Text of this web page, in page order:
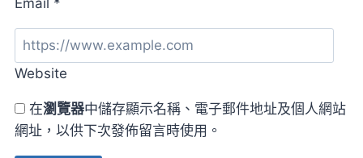
Email *
Website
在瀏覽器中儲存顯示名稱、電子郵件地址及個人網站
網址，以供下次發佈留言時使用。